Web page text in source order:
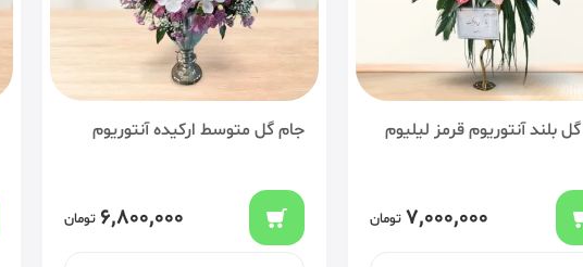
بلند آنتوریوم قرمز لیلیوم
7,000,000 تومان
جام گل متوسط ارکیده آنتوریوم
6,800,000 تومان